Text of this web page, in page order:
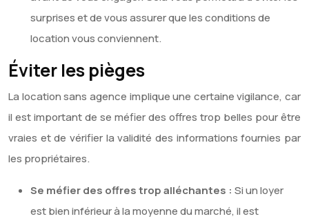
surprises et de vous assurer que les conditions de
location vous conviennent.
Éviter les pièges
La location sans agence implique une certaine vigilance, car
il est important de se méfier des offres trop belles pour être
vraies et de vérifier la validité des informations fournies par
les propriétaires.
Se méfier des offres trop alléchantes : Si un loyer
est bien inférieur à la moyenne du marché, il est